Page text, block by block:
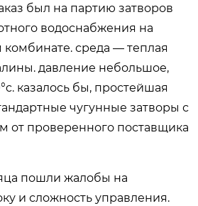
был на партию затворов
водоснабжения на
комбинате. среда — теплая
давление небольшое,
казалось бы, простейшая
чугунные затворы с
от проверенного поставщика
пошли жалобы на
и сложность управления.